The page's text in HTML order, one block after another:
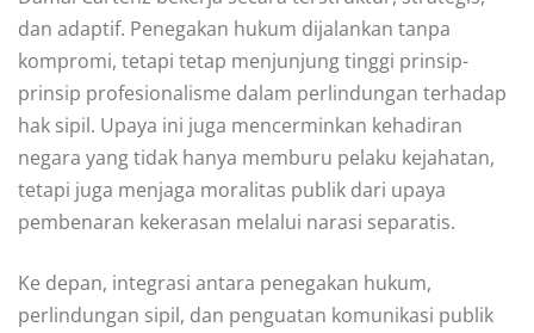
dan adaptif. Penegakan hukum dijalankan tanpa
kompromi, tetapi tetap menjunjung tinggi prinsip-
prinsip profesionalisme dalam perlindungan terhadap
hak sipil. Upaya ini juga mencerminkan kehadiran
negara yang tidak hanya memburu pelaku kejahatan,
tetapi juga menjaga moralitas publik dari upaya
pembenaran kekerasan melalui narasi separatis.
Ke depan, integrasi antara penegakan hukum,
perlindungan sipil, dan penguatan komunikasi publik